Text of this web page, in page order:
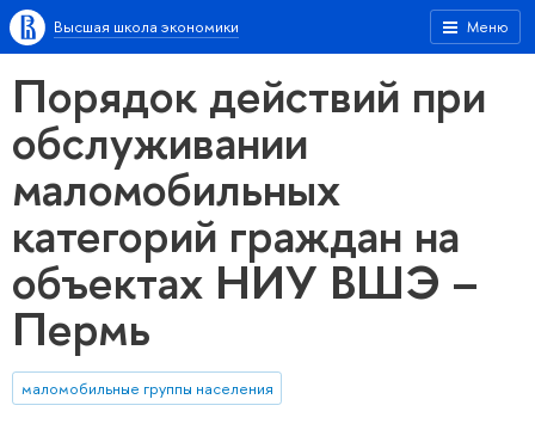
Меню
Высшая школа экономики
Порядок действий при
обслуживании
маломобильных
категорий граждан на
объектах НИУ ВШЭ –
Пермь
маломобильные группы населения